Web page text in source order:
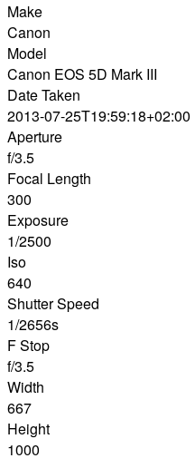
Make
Canon
Model
Canon EOS 5D Mark III
Date Taken
2013-07-25T19:59:18+02:00
Aperture
f/3.5
Focal Length
300
Exposure
1/2500
Iso
640
Shutter Speed
1/2656s
F Stop
f/3.5
Width
667
Height
1000